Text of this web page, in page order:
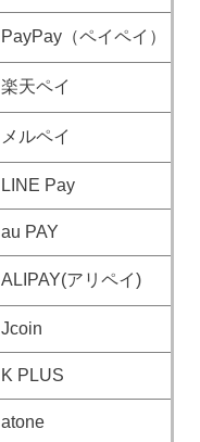
PayPay（ペイペイ）
楽天ペイ
メルペイ
LINE Pay
au PAY
ALIPAY(アリペイ)
Jcoin
K PLUS
atone